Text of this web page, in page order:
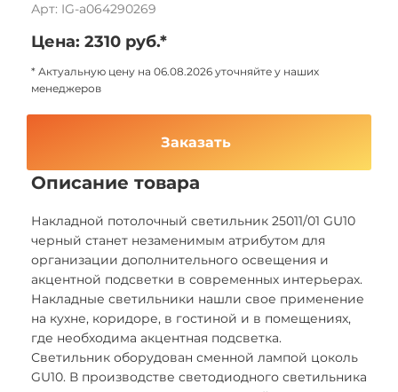
Арт: IG-a064290269
Цена: 2310 руб.*
* Актуальную цену на 06.08.2026 уточняйте у наших
менеджеров
Заказать
Описание товара
Накладной потолочный светильник 25011/01 GU10
черный станет незаменимым атрибутом для
организации дополнительного освещения и
акцентной подсветки в современных интерьерах.
Накладные светильники нашли свое применение
на кухне, коридоре, в гостиной и в помещениях,
где необходима акцентная подсветка.
Светильник оборудован сменной лампой цоколь
GU10. В производстве светодиодного светильника